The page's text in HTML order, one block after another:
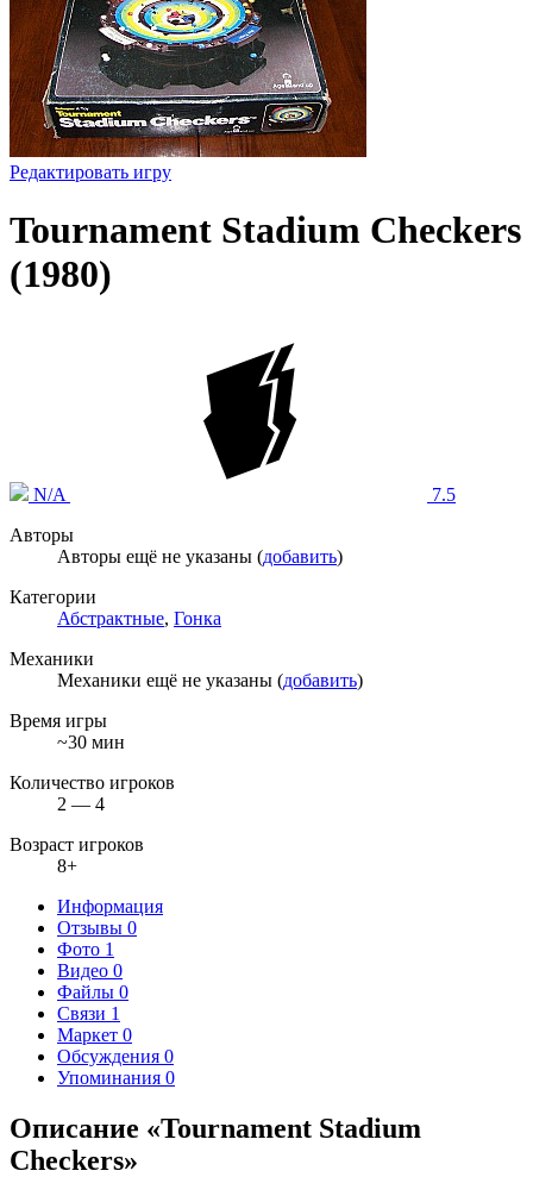
Редактировать игру
Tournament Stadium Checkers
(1980)
N/A
7.5
Авторы
Авторы ещё не указаны (добавить)
Категории
Абстрактные, Гонка
Механики
Механики ещё не указаны (добавить)
Время игры
~30 мин
Количество игроков
2 — 4
Возраст игроков
8+
Информация
Отзывы 0
Фото 1
Видео 0
Файлы 0
Связи 1
Маркет 0
Обсуждения 0
Упоминания 0
Описание «Tournament Stadium
Checkers»